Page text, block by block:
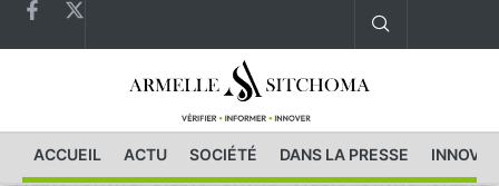
ACCUEIL ACTU SOCIÉTÉ DANS LA PRESSE